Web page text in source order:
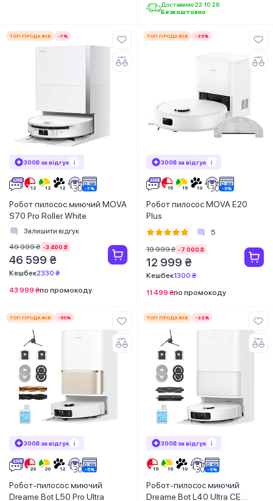
Доставимо 22.10.26
Безкоштовно
ТОП ПРОДАЖІВ -7%
300₴ за відгук
Робот пилосос миючий MOVA
S70 Pro Roller White
Залишити відгук
49 999 ₴ -3 400 ₴
46 599 ₴
Кешбек2330 ₴
43 999 ₴по промокоду
ТОП ПРОДАЖІВ -35%
300₴ за відгук
Робот пилосос MOVA E20
Plus
5
19 999 ₴ -7 000 ₴
12 999 ₴
Кешбек1300 ₴
11 499 ₴по промокоду
ТОП ПРОДАЖІВ -50%
300₴ за відгук
Робот-пилосос миючий
Dreame Bot L50 Pro Ultra
ТОП ПРОДАЖІВ -33%
300₴ за відгук
Робот-пилосос миючий
Dreame Bot L40 Ultra CE